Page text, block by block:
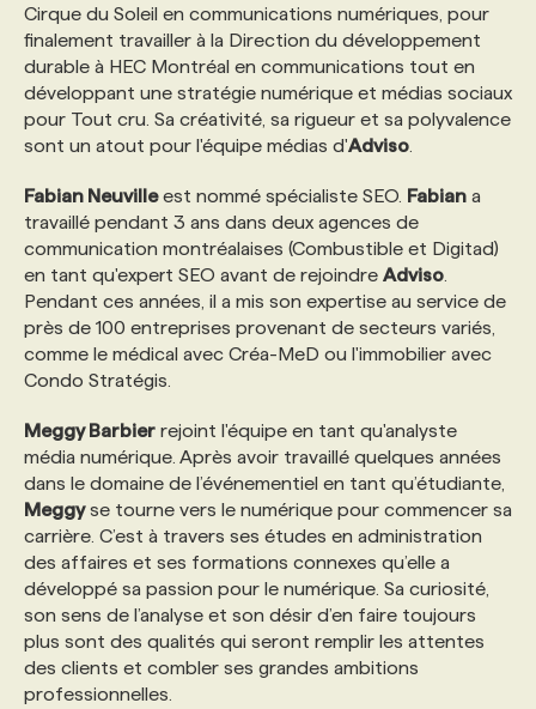
FAQ
ANNONCEZ AVEC NOUS
Cirque du Soleil en communications numériques, pour
finalement travailler à la Direction du développement
durable à HEC Montréal en communications tout en
développant une stratégie numérique et médias sociaux
pour Tout cru. Sa créativité, sa rigueur et sa polyvalence
sont un atout pour l'équipe médias d'Adviso
Fabian Neuvilleest nommé spécialiste SEO. Fabian a
travaillé pendant 3 ans dans deux agences de
communication montréalaises (Combustible et Digitad)
en tant qu'expert SEO avant de rejoindre Adviso
Pendant ces années, il a mis son expertise au service de
près de 100 entreprises provenant de secteurs variés,
comme le médical avec Créa-MeD ou l'immobilier avec
Condo Stratégis.
Meggy Barbier rejoint l'équipe en tant qu'analyste
média numérique. Après avoir travaillé quelques années
dans le domaine de l’événementiel en tant qu’étudiante,
Meggyse tourne vers le numérique pour commencer sa
carrière. C’est à travers ses études en administration
des affaires et ses formations connexes qu’elle a
développé sa passion pour le numérique. Sa curiosité,
son sens de l’analyse et son désir d’en faire toujours
plus sont des qualités qui seront remplir les attentes
des clients et combler ses grandes ambitions
professionnelles.